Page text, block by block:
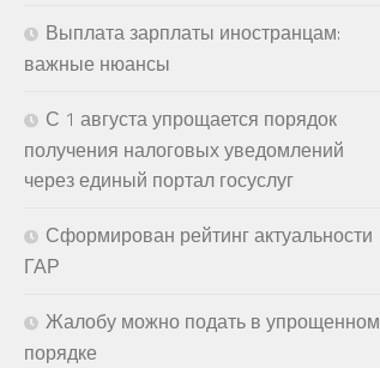
Выплата зарплаты иностранцам:
важные нюансы
С 1 августа упрощается порядок
получения налоговых уведомлений
через единый портал госуслуг
Сформирован рейтинг актуальности
ГАР
Жалобу можно подать в упрощенном
порядке